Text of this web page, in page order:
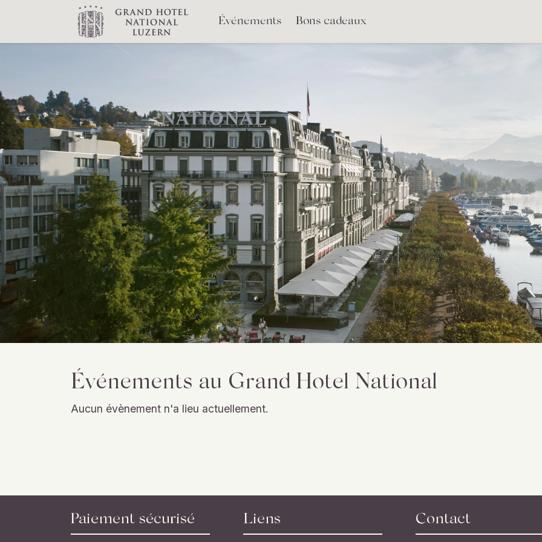
Événements Bons cadeaux
Événements au Grand Hotel National
Aucun évènement n'a lieu actuellement.
Paiement sécurisé Liens Contact